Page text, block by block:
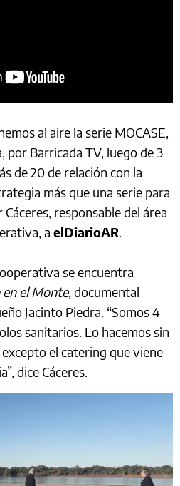
al aire la serie MOCASE,
por Barricada TV, luego de 3
de 20 de relación con la
más que una serie para
responsable del área
a elDiarioAR.
se encuentra
el Monte,documental
Jacinto Piedra. “Somos 4
sanitarios. Lo hacemos sin
el catering que viene
dice Cáceres.